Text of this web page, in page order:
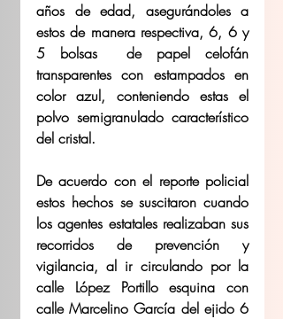
años de edad, asegurándoles a
estos de manera respectiva, 6, 6 y
5 bolsas  de papel celofán
transparentes con estampados en
color azul, conteniendo estas el
polvo semigranulado característico
del cristal.
De acuerdo con el reporte policial
estos hechos se suscitaron cuando
los agentes estatales realizaban sus
recorridos de prevención y
vigilancia, al ir circulando por la
calle López Portillo esquina con
calle Marcelino García del ejido 6